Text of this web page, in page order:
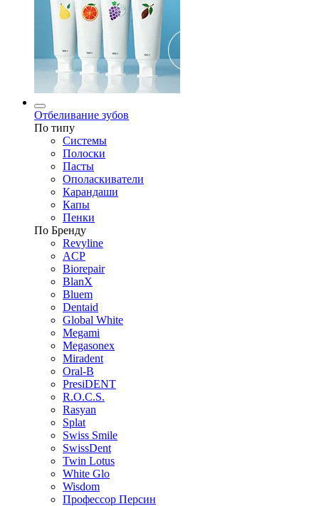
Отбеливание зубов
По типу
Системы
Полоски
Пасты
Ополаскиватели
Карандаши
Капы
Пенки
По Бренду
Revyline
ACP
Biorepair
BlanX
Bluem
Dentaid
Global White
Megami
Megasonex
Miradent
Oral-B
PresiDENT
R.O.C.S.
Rasyan
Splat
Swiss Smile
SwissDent
Twin Lotus
White Glo
Wisdom
Профессор Персин